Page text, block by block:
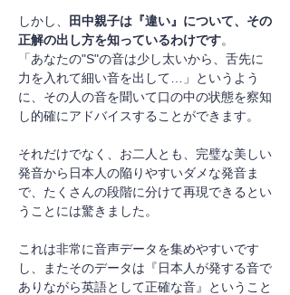
しかし、
田中親子は『違い』について、その
正解の出し方を知っているわけです。
「あなたの"S"の音は少し太いから、舌先に
力を入れて細い音を出して…」というよう
に、その人の音を聞いて口の中の状態を察知
し的確にアドバイスすることができます。
それだけでなく、お二人とも、完璧な美しい
発音から日本人の陥りやすいダメな発音ま
で、たくさんの段階に分けて再現できるとい
うことには驚きました。
これは非常に音声データを集めやすいです
し、またそのデータは『日本人が発する音で
ありながら英語として正確な音』ということ